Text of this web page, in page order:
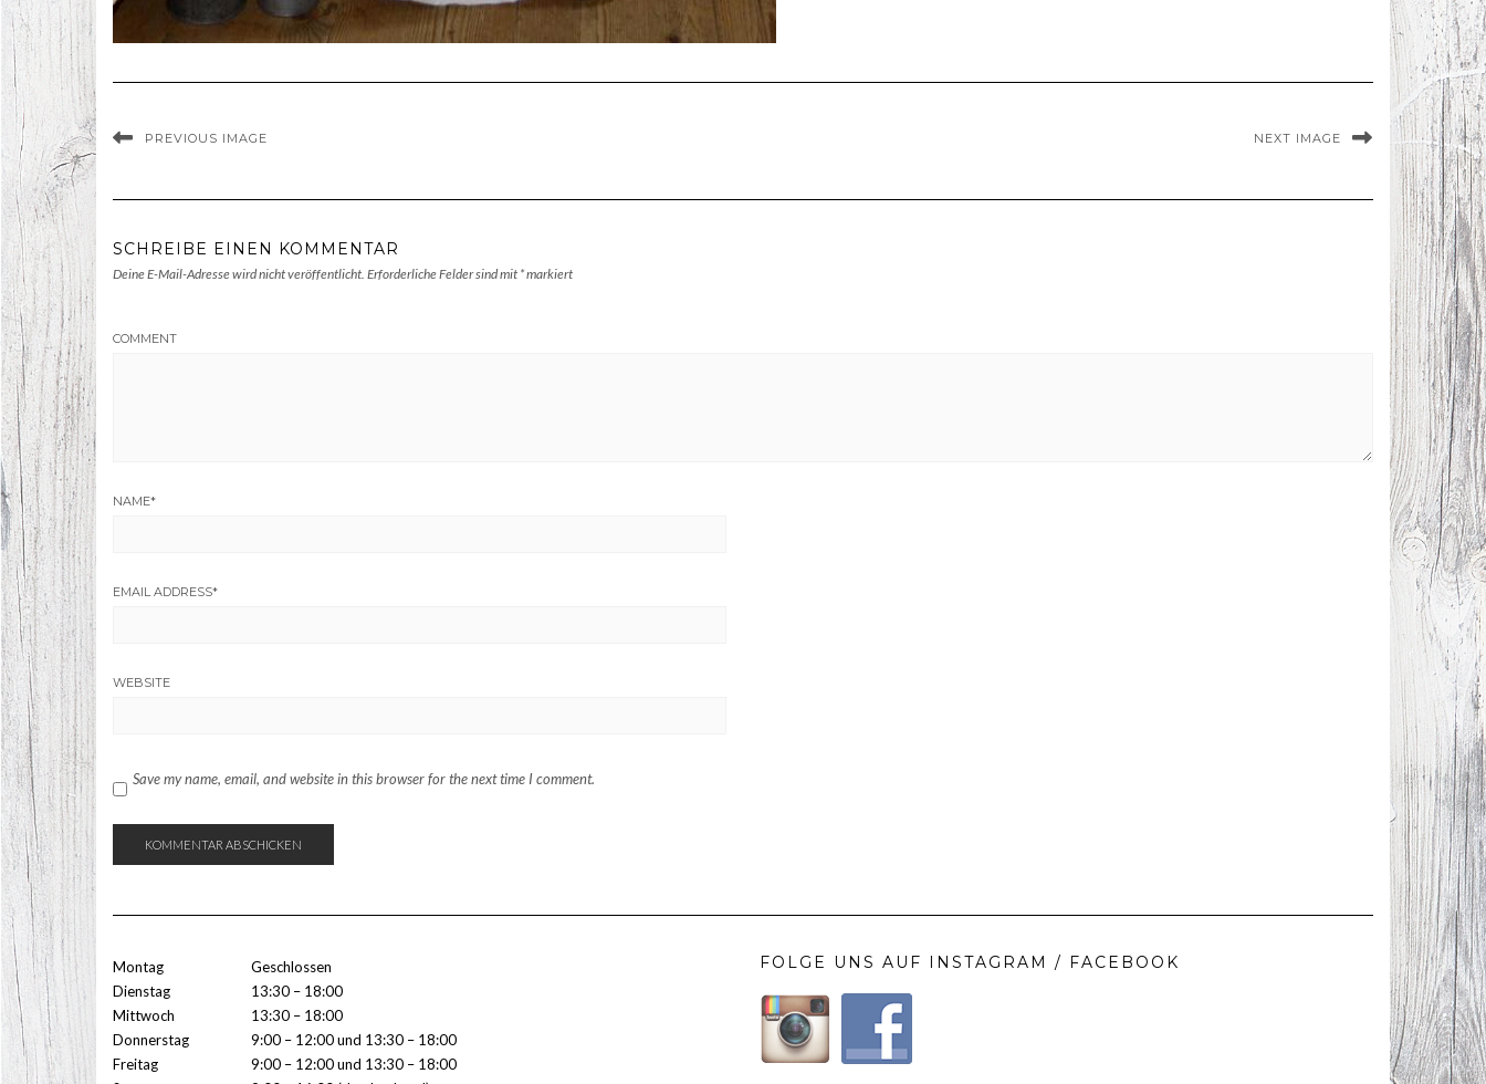
PREVIOUS IMAGE NEXT IMAGE
SCHREIBE EINEN KOMMENTAR
Deine E-Mail-Adresse wird nicht veröffentlicht. Erforderliche Felder sind mit *markiert
COMMENT
NAME*
EMAIL ADDRESS*
WEBSITE
Save my name, email, and website in this browser for the next time I comment.
Montag
Geschlossen
Dienstag
13:30 – 18:00
Mittwoch
13:30 – 18:00
Donnerstag
9:00 – 12:00 und 13:30 – 18:00
Freitag
9:00 – 12:00 und 13:30 – 18:00
FOLGE UNS AUF INSTAGRAM / FACEBOOK